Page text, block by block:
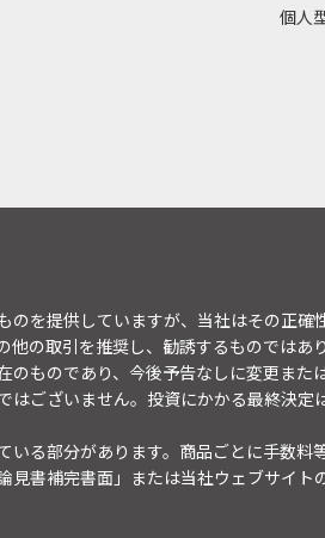
個人
を提供していますが、当社はその正
の取引を推奨し、勧誘するものでは
ものであり、今後予告なしに変更また
ございません。投資にかかる最終決
る部分があります。商品ごとに手数料
見書補完書面」または当社ウェブサイト